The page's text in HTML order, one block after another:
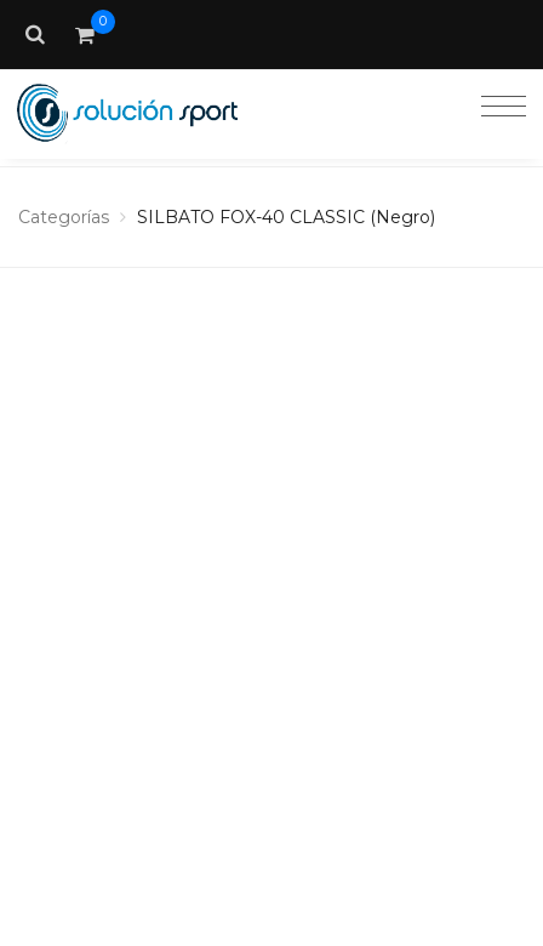
0
Categorías SILBATO FOX-40 CLASSIC (Negro)